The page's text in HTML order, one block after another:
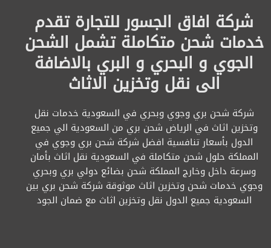
شركة افاق الجسور للتجارة تقدم
خدمات شحن متكاملة تشمل الشحن
الجوي و البحري و البري بالاضافة
الى نقل وتخزين الاثاث
شركة شحن بري وجوي وبحري في السعودية خدمات نقل
وتخزين اثاث في الرياض شحن بري من السعودية الي جميع
الدول بأسعار تنافسية افضل شركة شحن بري وجوي في
المملكة حلول شحن متكاملة في السعودية نقل اثاث بأمان
وسرعة داخل وخارج المملكة شحن بضائع دولي بري وبحري
وجوي خدمات شحن وتخزين اثاث موثوقة شركة شحن بري بين
السعودية جميع الدول نقل وتخزين اثاث مع ضمان الجود